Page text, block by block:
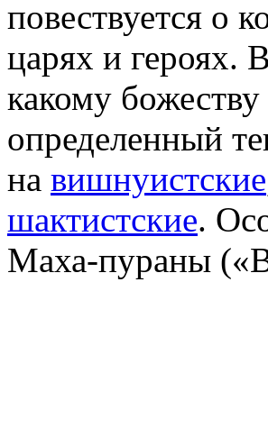
повествуется о
царях и героях.
какому
определенный
на вишнуистские
шактистские.
Маха-пураны